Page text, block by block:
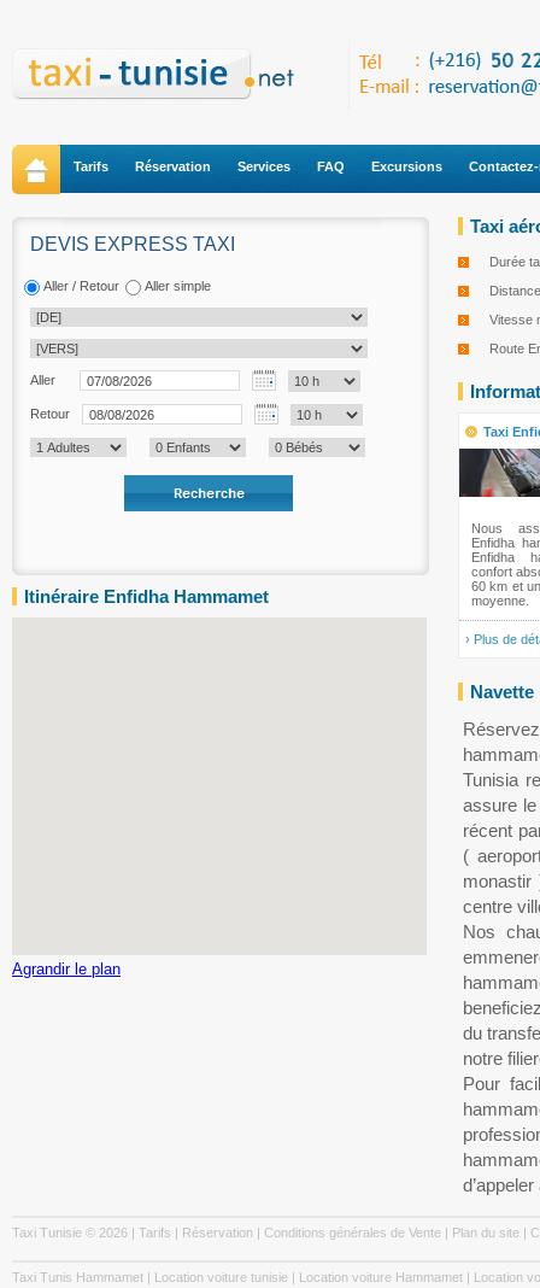
Tarifs Réservation Services FAQ Excursions
DEVIS EXPRESS TAXI
Aller / Retour Aller simple
Aller
Retour
Itinéraire Enfidha Hammamet
Agrandir le plan
Taxi
Durée
Vitesse
Route
Taxi
Nous
Enfidha
Enfidha
confort
60 km et
moyenne.
› Plus de
Navette
Tunisia
assure
récent
(
monastir
centre
Nos
du
notre
Pour
Taxi Tunisie © 2026 | Tarifs | Réservation | Conditions générales de Vente | Plan du site |
Taxi Tunis Hammamet | Location voiture tunisie | Location voiture Hammamet | Location